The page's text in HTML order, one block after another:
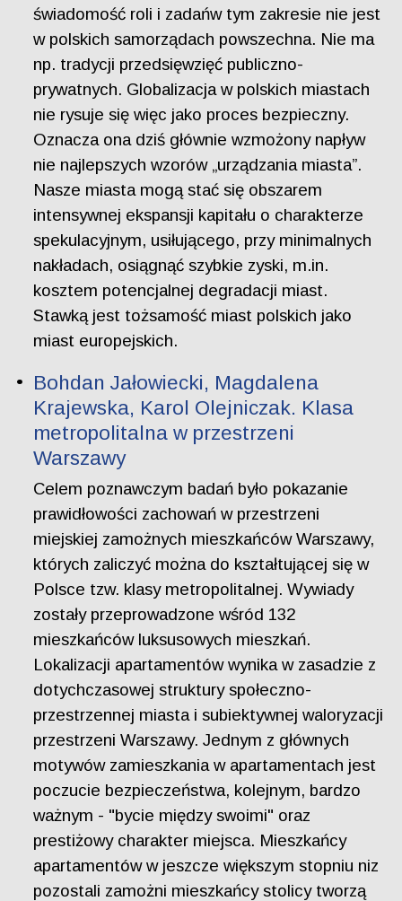
świadomość roli i zadańw tym zakresie nie jest
w polskich samorządach powszechna. Nie ma
np. tradycji przedsięwzięć publiczno-
prywatnych. Globalizacja w polskich miastach
nie rysuje się więc jako proces bezpieczny.
Oznacza ona dziś głównie wzmożony napływ
nie najlepszych wzorów „urządzania miasta”.
Nasze miasta mogą stać się obszarem
intensywnej ekspansji kapitału o charakterze
spekulacyjnym, usiłującego, przy minimalnych
nakładach, osiągnąć szybkie zyski, m.in.
kosztem potencjalnej degradacji miast.
Stawką jest tożsamość miast polskich jako
miast europejskich.
Bohdan Jałowiecki, Magdalena
Krajewska, Karol Olejniczak. Klasa
metropolitalna w przestrzeni
Warszawy
Celem poznawczym badań było pokazanie
prawidłowości zachowań w przestrzeni
miejskiej zamożnych mieszkańców Warszawy,
których zaliczyć można do kształtującej się w
Polsce tzw. klasy metropolitalnej. Wywiady
zostały przeprowadzone wśród 132
mieszkańców luksusowych mieszkań.
Lokalizacji apartamentów wynika w zasadzie z
dotychczasowej struktury społeczno-
przestrzennej miasta i subiektywnej waloryzacji
przestrzeni Warszawy. Jednym z głównych
motywów zamieszkania w apartamentach jest
poczucie bezpieczeństwa, kolejnym, bardzo
ważnym - "bycie między swoimi" oraz
prestiżowy charakter miejsca. Mieszkańcy
apartamentów w jeszcze większym stopniu niz
pozostali zamożni mieszkańcy stolicy tworzą